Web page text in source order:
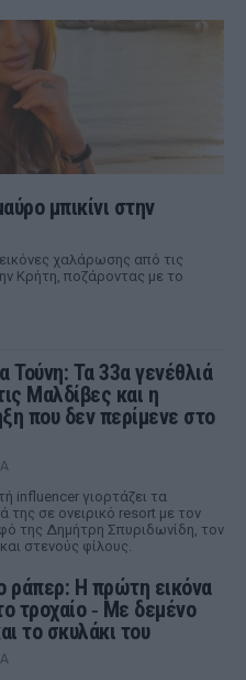
μπικίνι στην
χαλάρωσης από τις
Κρήτη, ποζάροντας με το
Τούνη: Τα 33α γενέθλιά
Μαλδίβες και η
που δεν περίμενε στο
influencer γιορτάζει τα
της σε ονειρικό resort με τον
της Δημήτρη Σπυριδωνίδη, τον
στενούς φίλους.
ράπερ: Η πρώτη εικόνα
τροχαίο ‑ Με δεμένο
το σκυλάκι του